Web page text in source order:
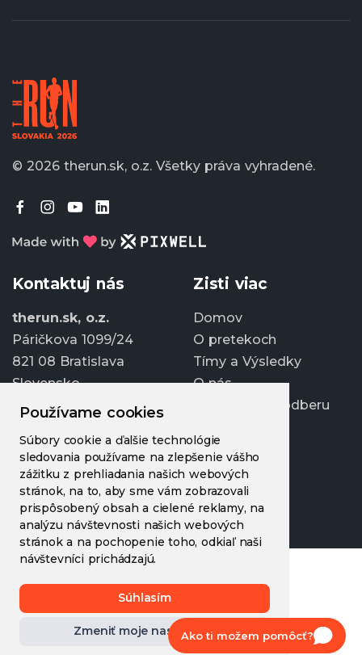
Používame cookies
Súbory cookie a ďalšie technológie
sledovania používame na zlepšenie vášho
zážitku z prehliadania našich webových
stránok, na to, aby sme vám zobrazovali
prispôsobený obsah a cielené reklamy, na
analýzu návštevnosti našich webových
stránok a na pochopenie toho, odkiaľ naši
návštevníci prichádzajú.
Súhlasím
Zmeniť moje nastavenia
© 2026 therun.sk, o.z. Všetky práva vyhradené.
Kontaktuj nás
therun.sk, o.z.
Páričkova 1099/24
821 08 Bratislava
Slovensko
info@therun.sk
+421 907 807 363
Upraviť cookies
Zisti viac
Domov
O pretekoch
Tímy a Výsledky
O nás
Prihlásiť sa k odberu
Ako ti možem pomôcť?